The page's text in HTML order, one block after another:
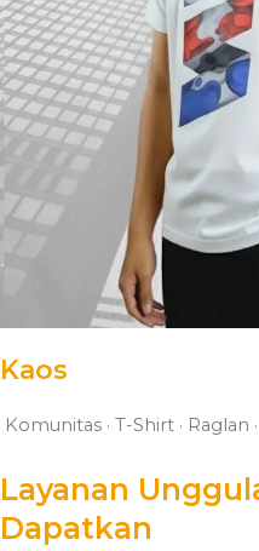
Kaos
Komunitas · T-Shirt · Raglan
Layanan
Dapatkan